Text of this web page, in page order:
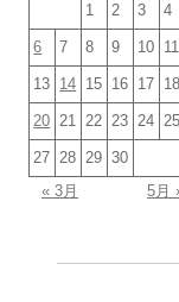
1 2 3 4
6 7 8 9 10 11
13 14 15 16 17 18
20 21 22 23 24 25
27 28 29 30
« 3月
5月